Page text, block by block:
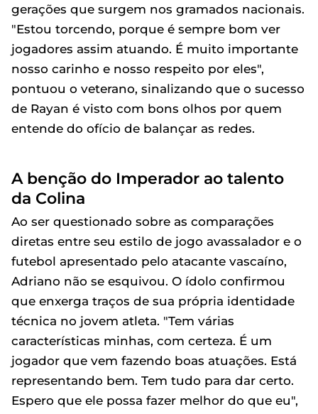
gerações que surgem nos gramados nacionais.
"Estou torcendo, porque é sempre bom ver
jogadores assim atuando. É muito importante
nosso carinho e nosso respeito por eles",
pontuou o veterano, sinalizando que o sucesso
de Rayan é visto com bons olhos por quem
entende do ofício de balançar as redes.
A benção do Imperador ao talento
da Colina
Ao ser questionado sobre as comparações
diretas entre seu estilo de jogo avassalador e o
futebol apresentado pelo atacante vascaíno,
Adriano não se esquivou. O ídolo confirmou
que enxerga traços de sua própria identidade
técnica no jovem atleta. "Tem várias
características minhas, com certeza. É um
jogador que vem fazendo boas atuações. Está
representando bem. Tem tudo para dar certo.
Espero que ele possa fazer melhor do que eu",